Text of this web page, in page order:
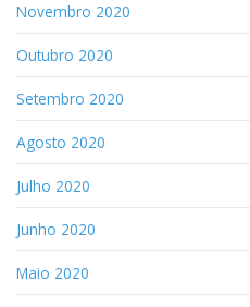
Novembro 2020
Outubro 2020
Setembro 2020
Agosto 2020
Julho 2020
Junho 2020
Maio 2020